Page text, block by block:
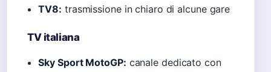
TV8: trasmissione in chiaro di alcune gare
TV italiana
Sky Sport MotoGP: canale dedicato con